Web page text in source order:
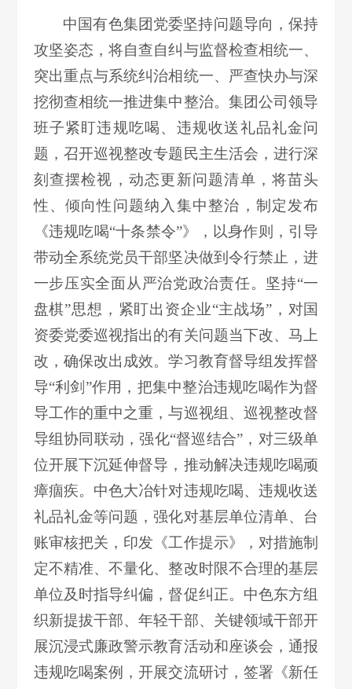
中国有色集团党委坚持问题导向，保持
攻坚姿态，将自查自纠与监督检查相统一、
突出重点与系统纠治相统一、严查快办与深
挖彻查相统一推进集中整治。集团公司领导
班子紧盯违规吃喝、违规收送礼品礼金问
题，召开巡视整改专题民主生活会，进行深
刻查摆检视，动态更新问题清单，将苗头
性、倾向性问题纳入集中整治，制定发布
《违规吃喝“十条禁令”》，以身作则，引导
带动全系统党员干部坚决做到令行禁止，进
一步压实全面从严治党政治责任。坚持“一
盘棋”思想，紧盯出资企业“主战场”，对国
资委党委巡视指出的有关问题当下改、马上
改，确保改出成效。学习教育督导组发挥督
导“利剑”作用，把集中整治违规吃喝作为督
导工作的重中之重，与巡视组、巡视整改督
导组协同联动，强化“督巡结合”，对三级单
位开展下沉延伸督导，推动解决违规吃喝顽
瘴痼疾。中色大冶针对违规吃喝、违规收送
礼品礼金等问题，强化对基层单位清单、台
账审核把关，印发《工作提示》，对措施制
定不精准、不量化、整改时限不合理的基层
单位及时指导纠偏，督促纠正。中色东方组
织新提拔干部、年轻干部、关键领域干部开
展沉浸式廉政警示教育活动和座谈会，通报
违规吃喝案例，开展交流研讨，签署《新任